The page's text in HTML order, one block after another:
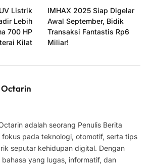
Listrik
Lebih
700 HP
Kilat
IMHAX 2025 Siap Digelar
Awal September, Bidik
Transaksi Fantastis Rp6
Miliar!
Octarin
adalah seorang Penulis Berita
fokus pada teknologi, otomotif, serta tips
seputar kehidupan digital. Dengan
yang lugas, informatif, dan